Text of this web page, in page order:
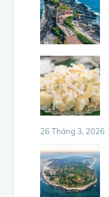
26 Tháng 3, 2026